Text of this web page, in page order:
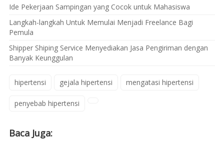
Ide Pekerjaan Sampingan yang Cocok untuk Mahasiswa
Langkah-langkah Untuk Memulai Menjadi Freelance Bagi
Pemula
Shipper Shiping Service Menyediakan Jasa Pengiriman dengan
Banyak Keunggulan
hipertensi gejala hipertensi mengatasi hipertensi
penyebab hipertensi
Baca Juga: